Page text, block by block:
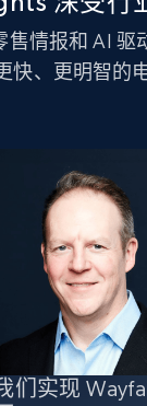
Return
Title, Seller name,
Breadcrumbs,
359+
售情报和 AI 驱
快、更明智的
们实现的数据
以选择 Bright
Data 的解